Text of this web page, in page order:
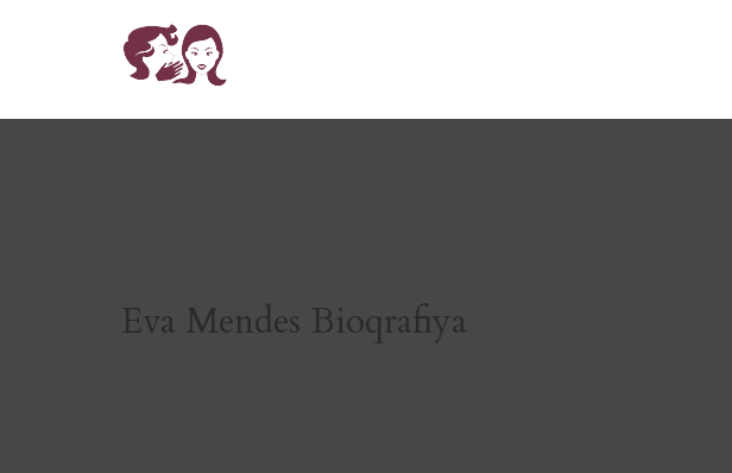
Eva Mendes Bioqrafiya